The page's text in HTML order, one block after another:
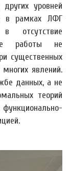
уровней
в рамках ЛФГ
отсутствие
работы не
существенных
явлений.
данных, а не
теорий